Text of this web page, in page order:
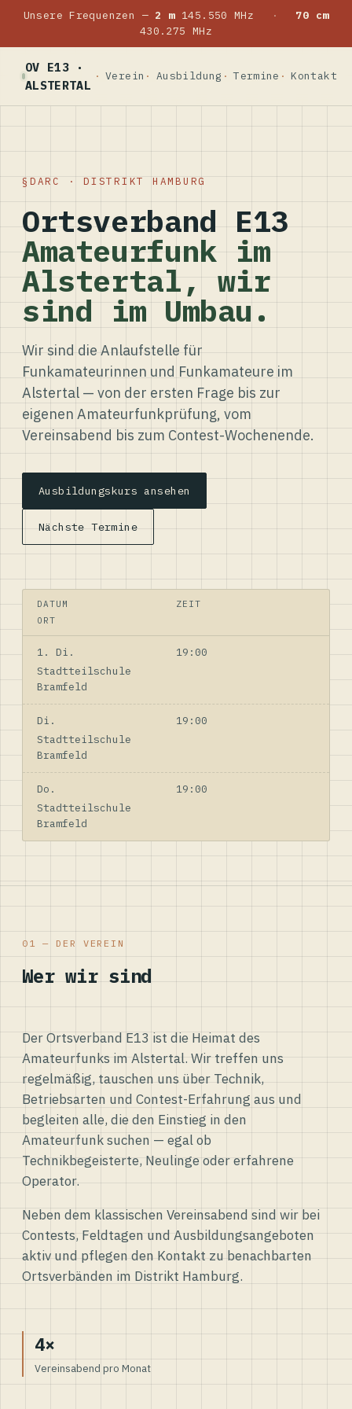
Unsere Frequenzen — 2 m145.550 MHz ·
70 cm
430.275 MHz
OV E13 ·
ALSTERTAL
Verein Ausbildung Termine Kontakt
DARC · DISTRIKT HAMBURG
Ortsverband E13
Amateurfunk im
Alstertal, wir
sind im Umbau.
Wir sind die Anlaufstelle für
Funkamateurinnen und Funkamateure im
Alstertal — von der ersten Frage bis zur
eigenen Amateurfunkprüfung, vom
Vereinsabend bis zum Contest-Wochenende.
Ausbildungskurs ansehen
Nächste Termine
DATUM
ZEIT
ORT
1. Di.
19:00
Stadtteilschule
Bramfeld
Di.
19:00
Stadtteilschule
Bramfeld
Do.
19:00
Stadtteilschule
Bramfeld
01 — DER VEREIN
Wer wir sind
Der Ortsverband E13 ist die Heimat des
Amateurfunks im Alstertal. Wir treffen uns
regelmäßig, tauschen uns über Technik,
Betriebsarten und Contest-Erfahrung aus und
begleiten alle, die den Einstieg in den
Amateurfunk suchen — egal ob
Technikbegeisterte, Neulinge oder erfahrene
Operator.
Neben dem klassischen Vereinsabend sind wir bei
Contests, Feldtagen und Ausbildungsangeboten
aktiv und pflegen den Kontakt zu benachbarten
Ortsverbänden im Distrikt Hamburg.
4×
Vereinsabend pro Monat